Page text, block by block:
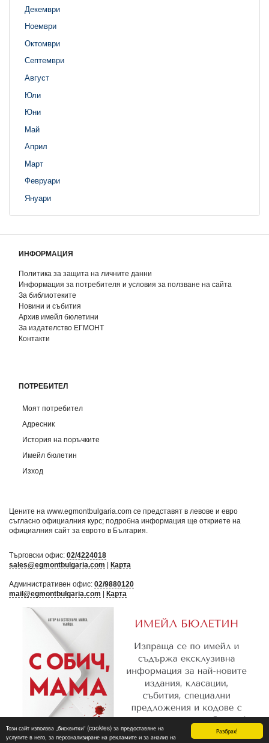
Разбрах!
Този сайт използва „бисквитки“ (cookies) за предоставяне на
услугите в него, за персонализиране на рекламите и за анализ на
Декември
Ноември
Октомври
Септември
Август
Юли
Юни
Май
Април
Март
Февруари
Януари
ИНФОРМАЦИЯ
Политика за защита на личните данни
Информация за потребителя и условия за ползване на сайта
За библиотеките
Новини и събития
Архив имейл бюлетини
За издателство ЕГМОНТ
Контакти
ПОТРЕБИТЕЛ
Моят потребител
Адресник
История на поръчките
Имейл бюлетин
Изход
Цените на www.egmontbulgaria.com се представят в левове и евро
съгласно официалния курс; подробна информация ще откриете на
официалния сайт за еврото в България
Търговски офис: 02/4224018
sales@egmontbulgaria.com
Карта
Административен офис: 02/9880120
mail@egmontbulgaria.com
Карта